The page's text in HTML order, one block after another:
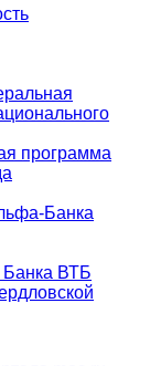
программа
Банка
Банка ВТБ